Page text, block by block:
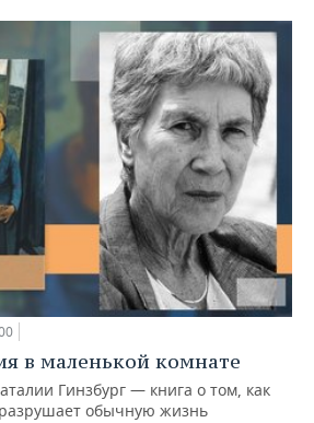
в маленькой комнате
Гинзбург — книга о том, как
обычную жизнь